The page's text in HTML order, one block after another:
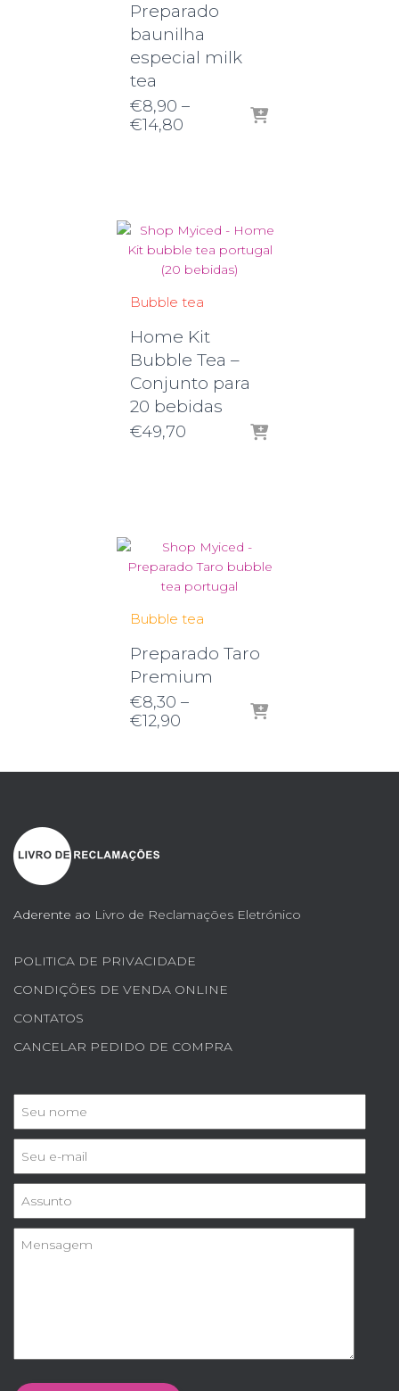
Preparado
baunilha
especial milk
tea
€8,90 –
€14,80
Bubble tea
Home Kit
Bubble Tea –
Conjunto para
20 bebidas
€49,70
Bubble tea
Preparado Taro
Premium
€8,30 –
€12,90
through
Aderente ao Livro de Reclamações Eletrónico
POLITICA DE PRIVACIDADE
CONDIÇÕES DE VENDA ONLINE
CONTATOS
CANCELAR PEDIDO DE COMPRA